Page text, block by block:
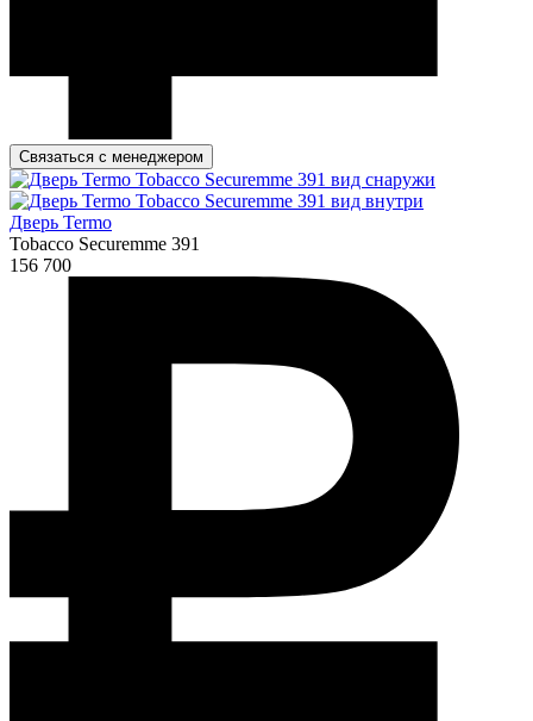
Связаться с менеджером
Дверь Termo
Tobacco Securemme 391
156 700